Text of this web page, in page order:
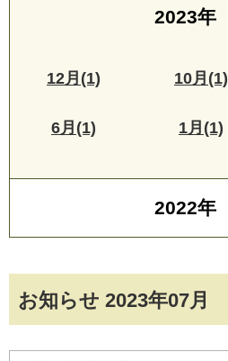
お知らせ 2023年07月
2023年
12月(1) 10月(1)
6月(1) 1月(1)
2022年